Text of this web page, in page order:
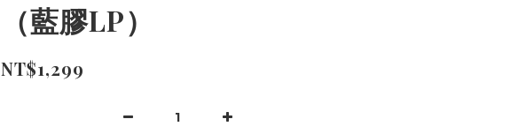
（藍膠LP）
NT$1,299